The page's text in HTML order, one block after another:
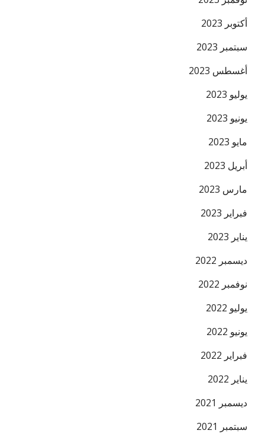
أكتوبر 2023
سبتمبر 2023
أغسطس 2023
يوليو 2023
يونيو 2023
مايو 2023
أبريل 2023
مارس 2023
فبراير 2023
يناير 2023
ديسمبر 2022
نوفمبر 2022
يوليو 2022
يونيو 2022
فبراير 2022
يناير 2022
ديسمبر 2021
سبتمبر 2021